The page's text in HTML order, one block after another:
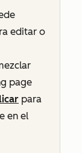
editar o
page
para
en el